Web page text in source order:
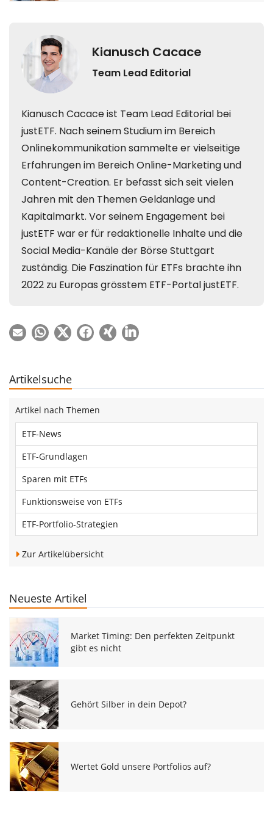
Artikelsuche
Artikel nach Themen
ETF-News
ETF-Grundlagen
Sparen mit ETFs
Funktionsweise von ETFs
ETF-Portfolio-Strategien
Zur Artikelübersicht
Neueste Artikel
Market Timing: Den perfekten Zeitpunkt
gibt es nicht
Gehört Silber in dein Depot?
Wertet Gold unsere Portfolios auf?